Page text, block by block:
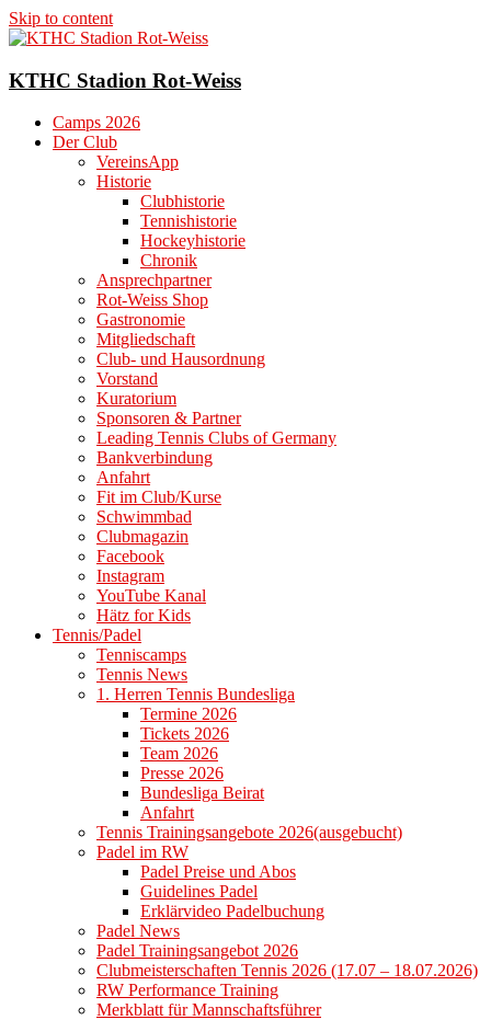
Skip to content
KTHC Stadion Rot-Weiss
Camps 2026
Der Club
VereinsApp
Historie
Clubhistorie
Tennishistorie
Hockeyhistorie
Chronik
Ansprechpartner
Rot-Weiss Shop
Gastronomie
Mitgliedschaft
Club- und Hausordnung
Vorstand
Kuratorium
Sponsoren & Partner
Leading Tennis Clubs of Germany
Bankverbindung
Anfahrt
Fit im Club/Kurse
Schwimmbad
Clubmagazin
Facebook
Instagram
YouTube Kanal
Hätz for Kids
Tennis/Padel
Tenniscamps
Tennis News
1. Herren Tennis Bundesliga
Termine 2026
Tickets 2026
Team 2026
Presse 2026
Bundesliga Beirat
Anfahrt
Tennis Trainingsangebote 2026(ausgebucht)
Padel im RW
Padel Preise und Abos
Guidelines Padel
Erklärvideo Padelbuchung
Padel News
Padel Trainingsangebot 2026
Clubmeisterschaften Tennis 2026 (17.07 – 18.07.2026)
RW Performance Training
Merkblatt für Mannschaftsführer